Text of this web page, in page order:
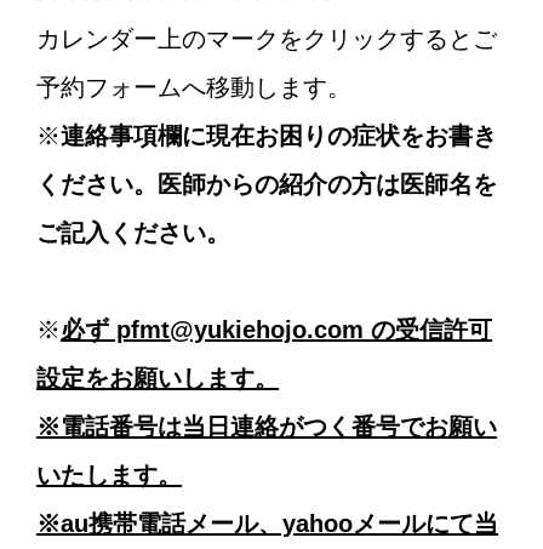
カレンダー上のマークをクリックするとご
予約フォームへ移動します。
※連絡事項欄に現在お困りの症状をお書き
ください。医師からの紹介の方は医師名を
ご記入ください。
※必ず pfmt@yukiehojo.com の受信許可
設定をお願いします。
※電話番号は当日連絡がつく番号でお願い
いたします。
※au携帯電話メール、yahooメールにて当